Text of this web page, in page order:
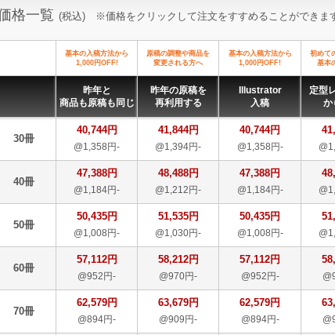
格一覧 (税込) ※価格をクリックして注文をすすめることができま
基本の入稿方法から
1,000円OFF!
原稿の調整や商品を
変更される方へ
基本の入稿方法から
1,000円OFF!
初めて
基本
昨年と
商品も原稿も同じ
昨年の原稿を
再利用する
Illustrator
入稿
定型
か
30冊
40,744円
@1,358円-
41,844円
@1,394円-
40,744円
@1,358円-
40冊
47,388円
@1,184円-
48,488円
@1,212円-
47,388円
@1,184円-
50冊
50,435円
@1,008円-
51,535円
@1,030円-
50,435円
@1,008円-
60冊
57,112円
@952円-
58,212円
@970円-
57,112円
@952円-
70冊
62,579円
@894円-
63,679円
@909円-
62,579円
@894円-